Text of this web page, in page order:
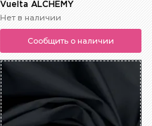
Vuelta ALCHEMY
Нет в наличии
Сообщить о наличии